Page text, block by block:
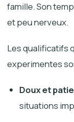
famille. Son
et peu nerveux.
Les qualificatifs
experimentes
Doux et
situations